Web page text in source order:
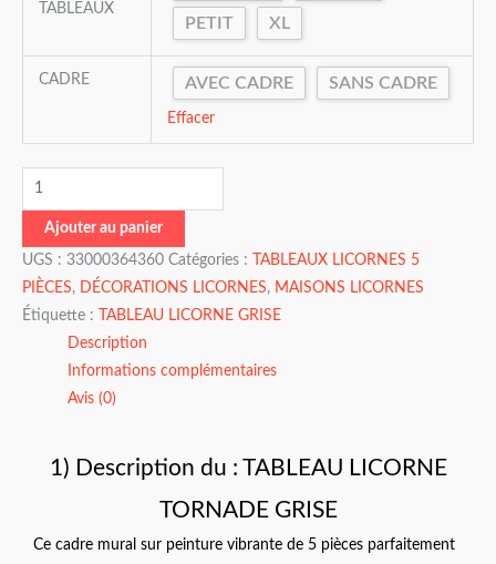
TABLEAUX
PETIT XL
CADRE AVEC CADRE SANS CADRE
Effacer
Ajouter au panier
UGS : 33000364360 Catégories :
TABLEAUX LICORNES 5
PIÈCES, DÉCORATIONS LICORNES, MAISONS LICORNES
Étiquette :
TABLEAU LICORNE GRISE
Description
Informations complémentaires
Avis (0)
1) Description du : TABLEAU LICORNE
TORNADE GRISE
Ce cadre mural sur peinture vibrante de 5 pièces parfaitement